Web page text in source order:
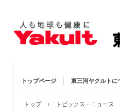
トップページ 東三河ヤクルトに
トップ › トピックス・ニュース